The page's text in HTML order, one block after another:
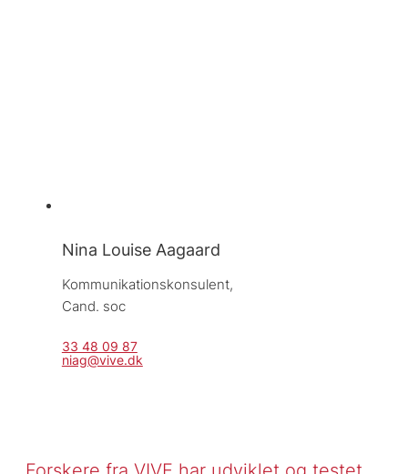
Nina Louise Aagaard
Kommunikationskonsulent,
Cand. soc
33 48 09 87
niag@vive.dk